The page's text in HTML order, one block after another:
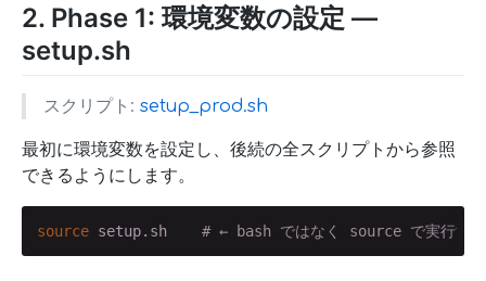
2. Phase 1: 環境変数の設定 —
setup.sh
スクリプト: setup_prod.sh
最初に環境変数を設定し、後続の全スクリプトから参照
できるようにします。
source setup.sh # ← bash ではなく source で実行する